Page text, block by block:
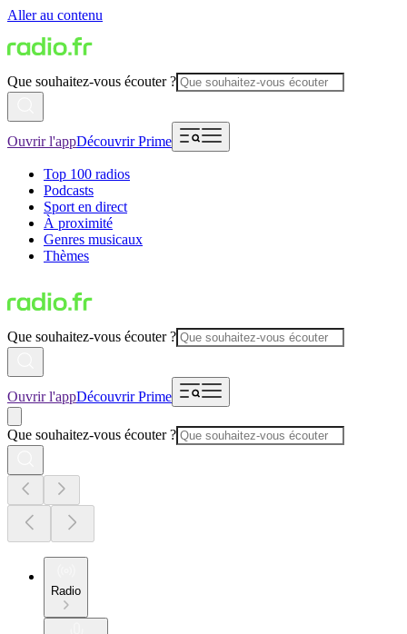
Aller au contenu
Que souhaitez-vous écouter ?
Ouvrir l'appDécouvrir Prime
Top 100 radios
Podcasts
Sport en direct
À proximité
Genres musicaux
Thèmes
Que souhaitez-vous écouter ?
Ouvrir l'appDécouvrir Prime
Que souhaitez-vous écouter ?
Radio